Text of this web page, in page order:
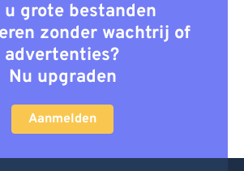
u grote bestanden
zonder wachtrij of
advertenties?
Nu upgraden
Aanmelden